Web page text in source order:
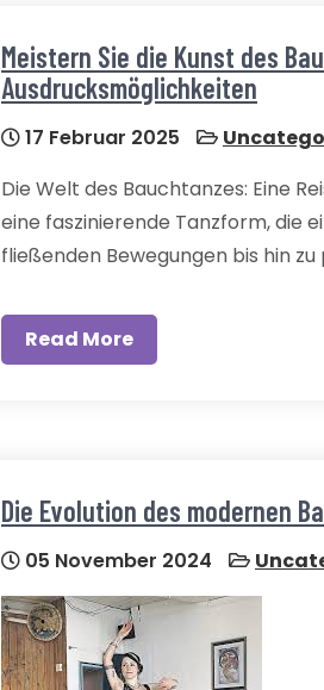
Meistern Sie die Kunst des
Ausdrucksmöglichkeiten
17 Februar 2025
Die Welt des Bauchtanzes: Eine
eine faszinierende Tanzform, die
fließenden Bewegungen bis hin zu
Read More
Die Evolution des modernen
05 November 2024